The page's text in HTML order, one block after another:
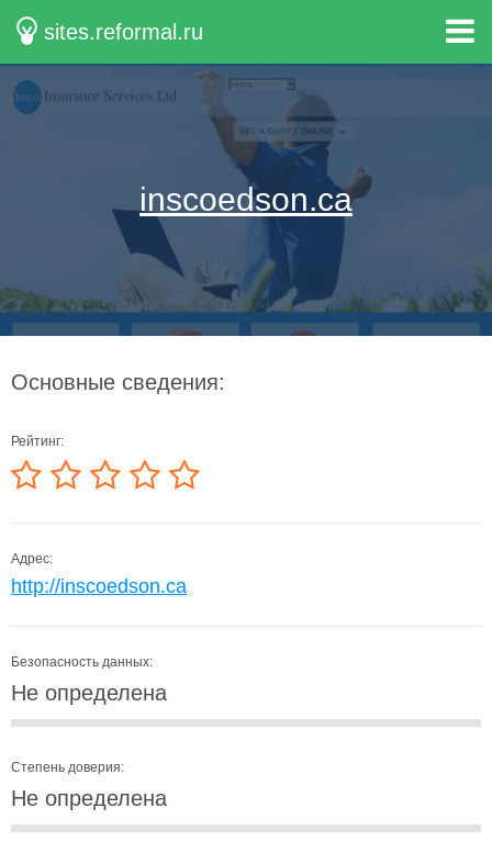
sites.reformal.ru
inscoedson.ca
Основные сведения:
Рейтинг:
Адрес:
http://inscoedson.ca
Безопасность данных:
Не определена
Степень доверия:
Не определена